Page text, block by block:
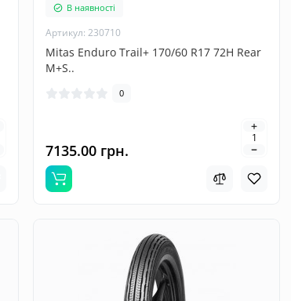
В наявності
Артикул: 230710
Mitas Enduro Trail+ 170/60 R17 72H Rear
M+S..
0
7135.00 грн.